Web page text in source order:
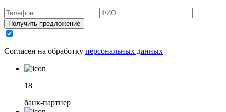
Получить предложение
Согласен на обработку персональных данных
18
банк-партнер